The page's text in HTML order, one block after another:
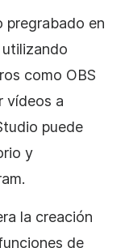
pregrabado en
utilizando
como OBS
vídeos a
puede
y
la creación
de